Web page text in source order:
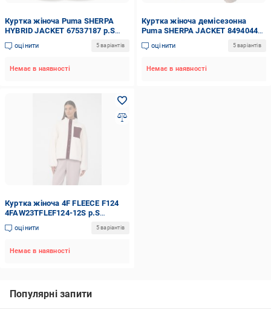
Куртка жіноча Puma SHERPA
HYBRID JACKET 67537187 р.S
бежева
оцінити 5 варіантів
Немає в наявності
Куртка жіноча демісезонна
Puma SHERPA JACKET 84940447
р.XL бежева
оцінити 5 варіантів
Немає в наявності
Куртка жіноча 4F FLEECE F124
4FAW23TFLEF124-12S р.S
рожева
оцінити 5 варіантів
Немає в наявності
Популярні запити